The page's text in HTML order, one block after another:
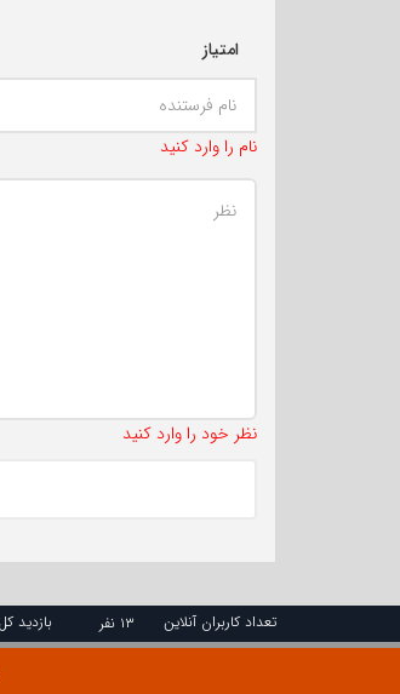
امتیاز
نام را وارد کنید
نظر خود را وارد کنید
تعداد کاربران آنلاین ۱۳ نفر بازدید کل